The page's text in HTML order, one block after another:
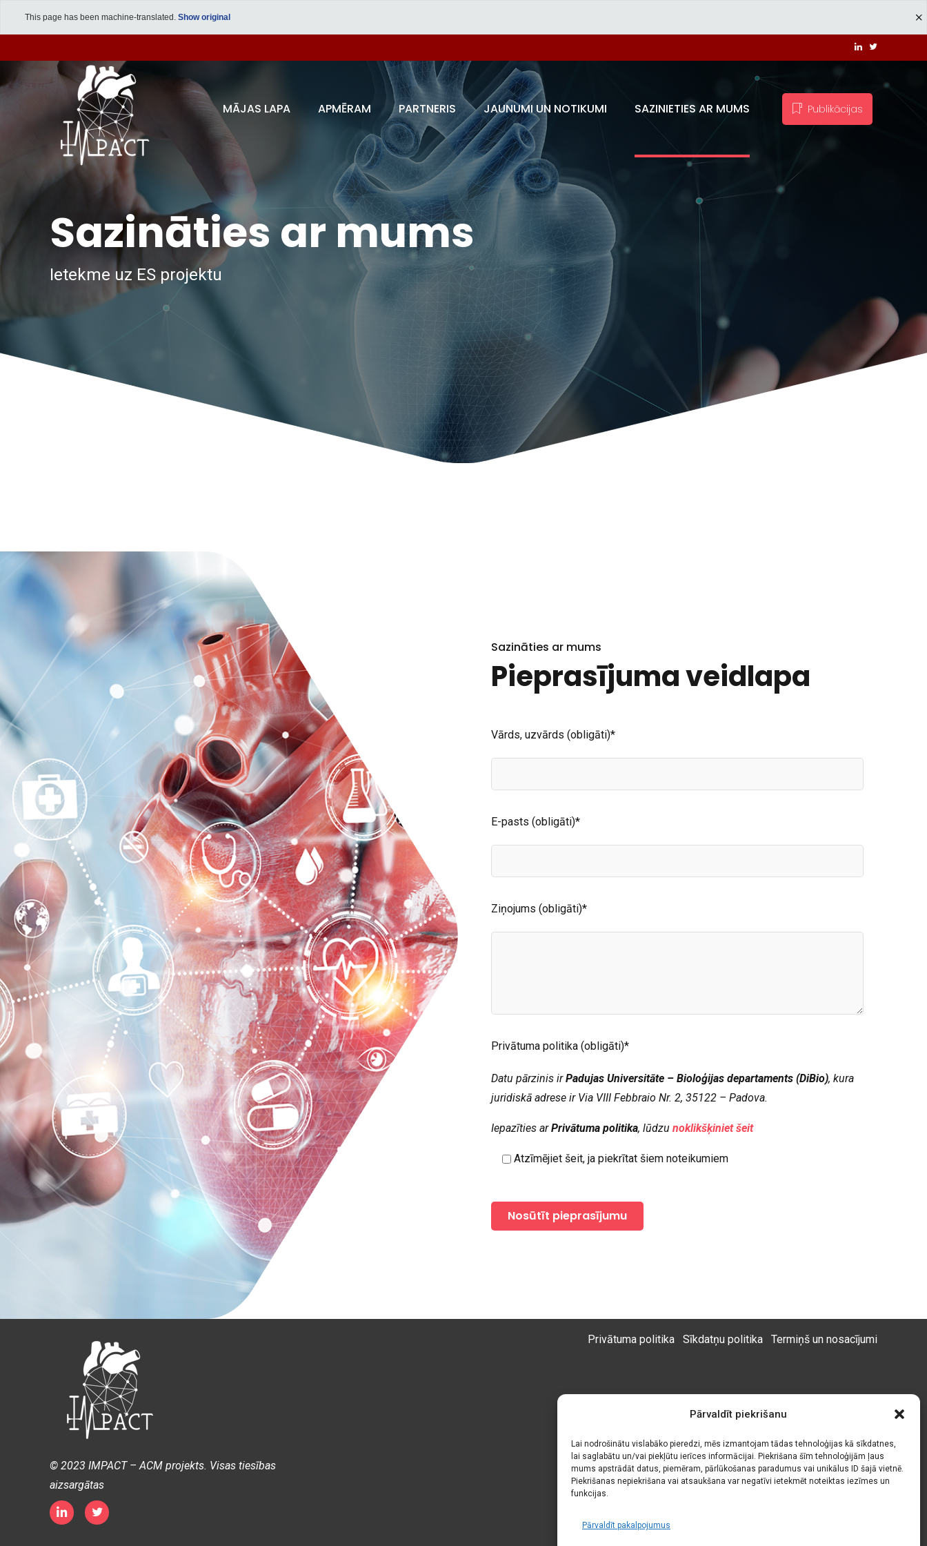
This page has been machine-translated. Show original
Pārvaldīt piekrišanu
Lai nodrošinātu vislabāko pieredzi, mēs izmantojam tādas tehnoloģijas kā sīkdatnes,
lai saglabātu un/vai piekļūtu ierīces informācijai. Piekrišana šīm tehnoloģijām ļaus
mums apstrādāt datus, piemēram, pārlūkošanas paradumus vai unikālus ID šajā vietnē.
Piekrišanas nepiekrišana vai atsaukšana var negatīvi ietekmēt noteiktas iezīmes un
funkcijas.
Pārvaldīt pakalpojumus
Publikācijas
MĀJAS LAPA APMĒRAM PARTNERIS JAUNUMI UN NOTIKUMI SAZINIETIES AR MUMS
Sazināties ar mums
Ietekme uz ES projektu
Sazināties ar mums
Pieprasījuma veidlapa
Vārds, uzvārds (obligāti)*
E-pasts (obligāti)*
Ziņojums (obligāti)*
Privātuma politika (obligāti)*
Datu pārzinis irPadujas Universitāte – Bioloģijas departaments (DiBio), kura
juridiskā adrese ir Via VIII Febbraio Nr. 2, 35122 – Padova.
Iepazīties arPrivātuma politika, lūdzu noklikšķiniet šeit
Atzīmējiet šeit, ja piekrītat šiem noteikumiem
© 2023 IMPACT – ACM projekts. Visas tiesības
aizsargātas
Privātuma politika Sīkdatņu politika Termiņš un nosacījumi